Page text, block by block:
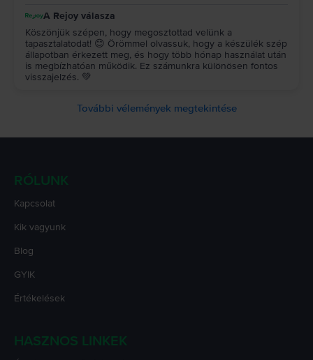
A Rejoy válasza
Köszönjük szépen, hogy megosztottad velünk a
tapasztalatodat! 😊 Örömmel olvassuk, hogy a készülék szép
állapotban érkezett meg, és hogy több hónap használat után
is megbízhatóan működik. Ez számunkra különösen fontos
visszajelzés. 💚
További vélemények megtekintése
RÓLUNK
Kapcsolat
Kik vagyunk
Blog
GYIK
Értékelések
HASZNOS LINKEK